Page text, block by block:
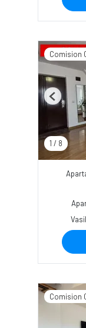
Comision
1 / 8
Previous
Comision